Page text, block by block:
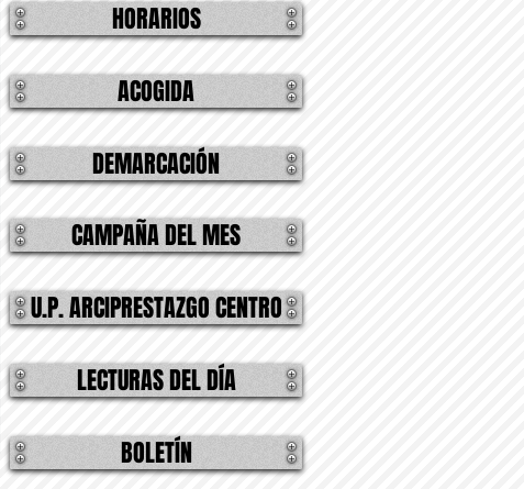
ACOGIDA
CAMPAÑA DEL MES
U.P. ARCIPRESTAZGO CENTRO
BOLETÍN
HORARIOS
DEMARCACIÓN
LECTURAS DEL DÍA